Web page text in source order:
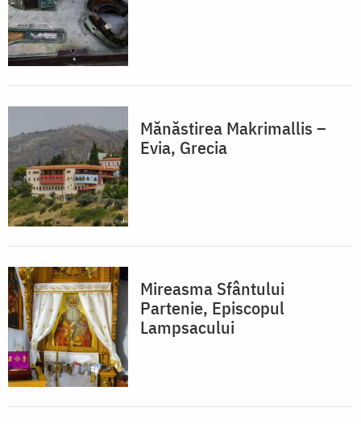
Mănăstirea Makrimallis –
Evia, Grecia
Mireasma Sfântului
Partenie, Episcopul
Lampsacului